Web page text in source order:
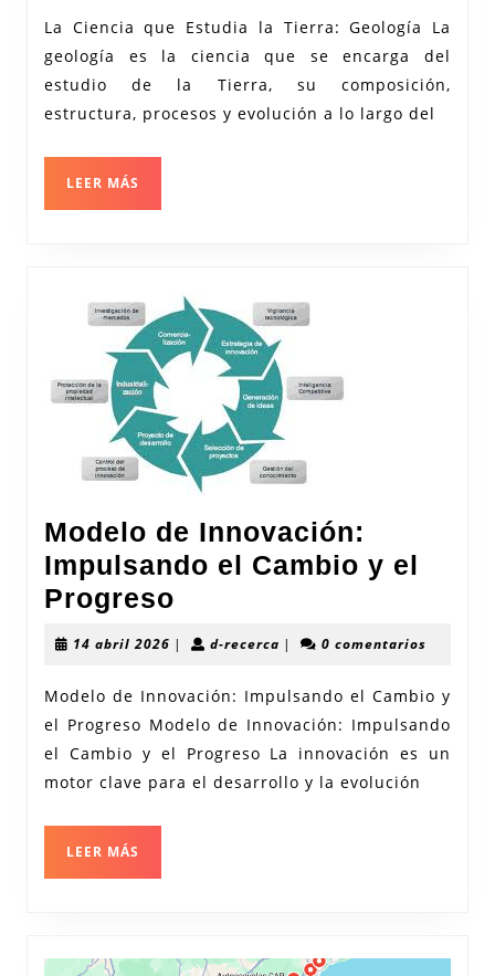
que
Estudia
la
La Ciencia que Estudia la Tierra: Geología La
geología es la ciencia que se encarga del
estudio de la Tierra, su composición,
estructura, procesos y evolución a lo largo del
LEER MÁS
Modelo de Innovación:
Impulsando el Cambio y el
Progreso
de
Impulsando
el
Cambio
y
14 abril 2026 14| d-recercad-| 0 comentarios
Modelo de Innovación: Impulsando el Cambio y
el Progreso Modelo de Innovación: Impulsando
el Cambio y el Progreso La innovación es un
motor clave para el desarrollo y la evolución
LEER MÁS